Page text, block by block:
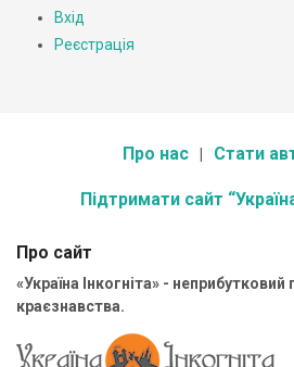
Вхід
Реєстрація
Про нас Стати
Підтримати сайт
Про сайт
«Україна Інкогніта» - неприбутковий
краєзнавства.